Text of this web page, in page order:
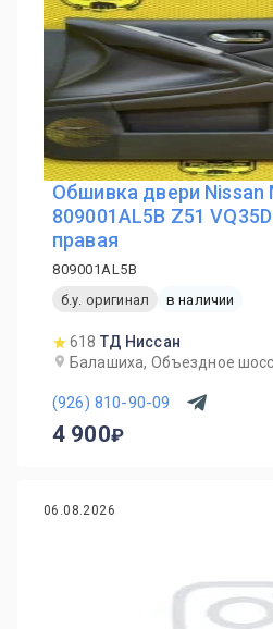
Обшивка двери Nissan
809001AL5B Z51
правая
809001AL5B
б.у. оригинал
в наличии
618 ТД Ниссан
Балашиха, Объездное
(926) 810-90-09
4 900
06.08.2026